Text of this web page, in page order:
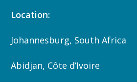
Location:
Johannesburg, South Africa
Abidjan, Côte d’Ivoire